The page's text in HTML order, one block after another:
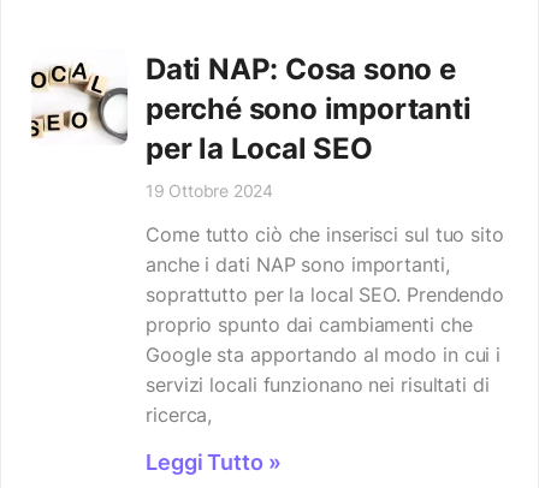
Dati NAP: Cosa sono e
perché sono importanti
per la Local SEO
19 Ottobre 2024
Come tutto ciò che inserisci sul tuo sito
anche i dati NAP sono importanti,
soprattutto per la local SEO. Prendendo
proprio spunto dai cambiamenti che
Google sta apportando al modo in cui i
servizi locali funzionano nei risultati di
ricerca,
Leggi Tutto »